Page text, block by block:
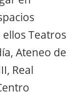
Teatros
Ateneo de
Real